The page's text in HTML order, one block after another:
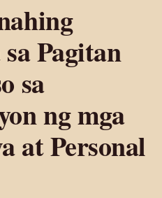
Pagitan
sa
ng mga
at Personal